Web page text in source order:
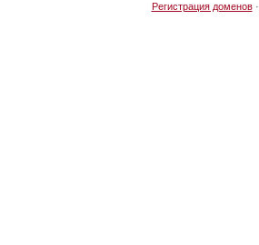
Регистрация доменов·